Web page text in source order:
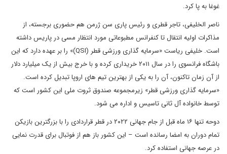
غوغا به پا کرد.
ناصر الخلیفی، تاجر قطری و رئیس پاری سن ژرمن هم حضوری برجسته، از
مذاکرات اولیه انتقال تا کنفرانس مطبوعاتی مورد انتظار مسی در پاریس داشته
است. خلیفی ریاست «سرمایه گذاری ورزشی قطر (QSI)» را بر عهده دارد که این
باشگاه فرانسوی را در سال ۲۰۱۱ خریداری کرده و با خرج بیش از یک میلیارد دلار
از آن زمان تاکنون، آن را به یکی از بهترین تیم های اروپا تبدیل کرده است.
«سرمایه گذاری ورزشی قطر» زیرمجموعه صندوق ثروت ملی این کشور است که
توسط خانواده آل ثانی تاسیس و اداره می شود.
دوحه تنها ۱۶ ماه قبل از جام جهانی ۲۰۲۲ در قطر قراردادی را با بزرگترین بازیکن
تمام دوران به امضا رسانده است – این کشور باز هم از فوتبال برای قدرت نمایی
در عرصه جهانی استفاده کرد.